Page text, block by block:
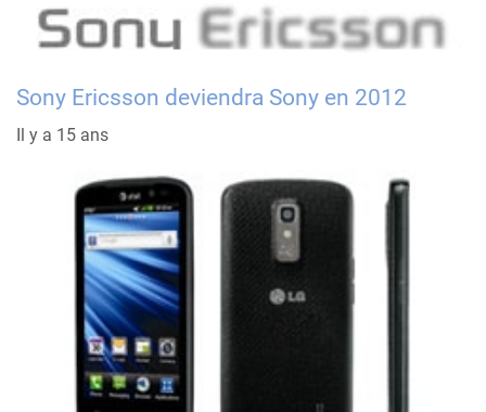
Sony Ericsson deviendra Sony en 2012
Il y a 15 ans